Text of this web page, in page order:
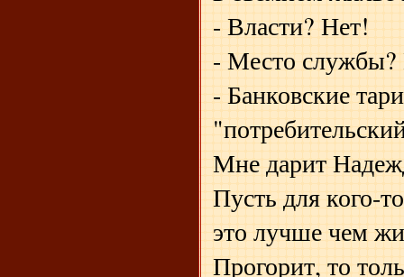
- Власти? Нет!
- Место
- Банковские
Мне дарит
Пусть для кого-
это лучше чем
Прогорит, то